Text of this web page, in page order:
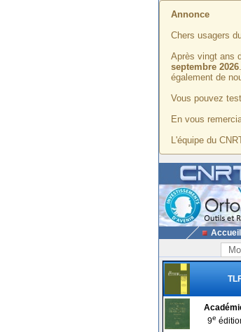
Annonce
Chers usagers
Après vingt ans
septembre 2026
également de
Vous pouvez
En vous
L'équipe du
Accueil
9e